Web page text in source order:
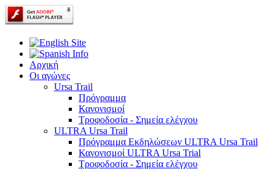
Αρχική
Οι αγώνες
Ursa Trail
Πρόγραμμα
Κανονισμοί
Τροφοδοσία - Σημεία ελέγχου
ULTRA Ursa Trail
Πρόγραμμα Εκδηλώσεων ULTRA Ursa Trail
Κανονισμοί ULTRA Ursa Trial
Τροφοδοσία - Σημεία ελέγχου